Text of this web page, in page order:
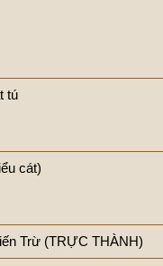
tú
cát)
Trừ (TRỰC THÀNH)